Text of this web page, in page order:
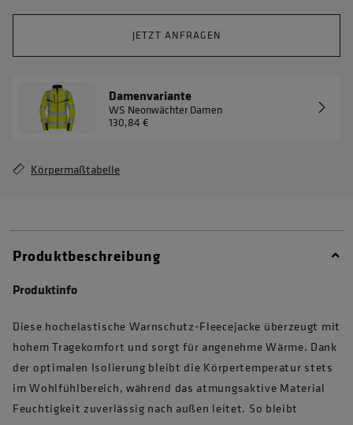
JETZT ANFRAGEN
Damenvariante
WS Neonwächter Damen
130,84 €
Körpermaßtabelle
Produktbeschreibung
Produktinfo
Diese hochelastische Warnschutz-Fleecejacke überzeugt mit
hohem Tragekomfort und sorgt für angenehme Wärme. Dank
der optimalen Isolierung bleibt die Körpertemperatur stets
im Wohlfühlbereich, während das atmungsaktive Material
Feuchtigkeit zuverlässig nach außen leitet. So bleibt